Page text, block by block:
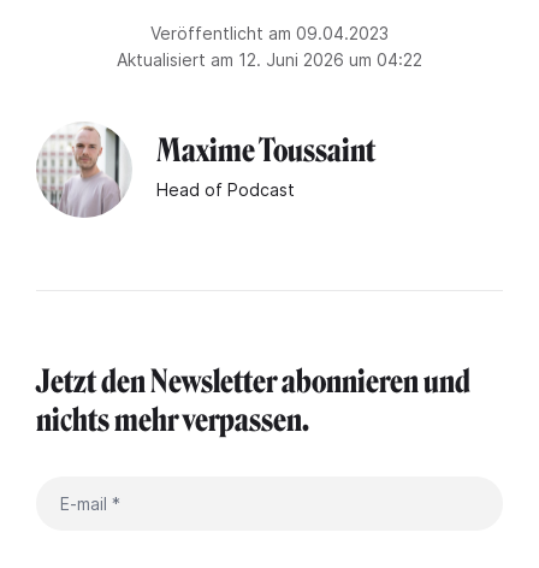
Veröffentlicht am 09.04.2023
Aktualisiert am 12. Juni 2026 um 04:22
Maxime Toussaint
Head of Podcast
Jetzt den Newsletter abonnieren und
nichts mehr verpassen.